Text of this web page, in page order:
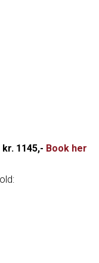
kr. 1145,- Book her